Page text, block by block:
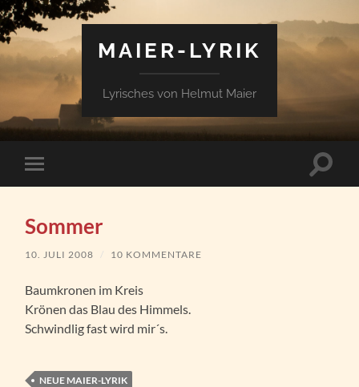
MAIER-LYRIK
Lyrisches von Helmut Maier
Mobile-
Menü
Sommer
10. JULI 2008 / 10 KOMMENTARE
Baumkronen im Kreis
Krönen das Blau des Himmels.
Schwindlig fast wird mir´s.
NEUE MAIER-LYRIK